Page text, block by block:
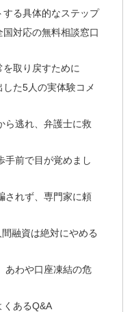
る具体的なステップ
国対応の無料相談窓口
を取り戻すために
た5人の実体験コメ
逃れ、弁護士に救
前で目が覚めまし
れず、専門家に頼
融資は絶対にやめる
わや口座凍結の危
くあるQ&A